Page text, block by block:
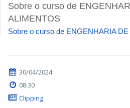
Sobre o curso de
ALIMENTOS
Sobre o curso de ENGENHARIA
30/04/2024
08:30
Clipping